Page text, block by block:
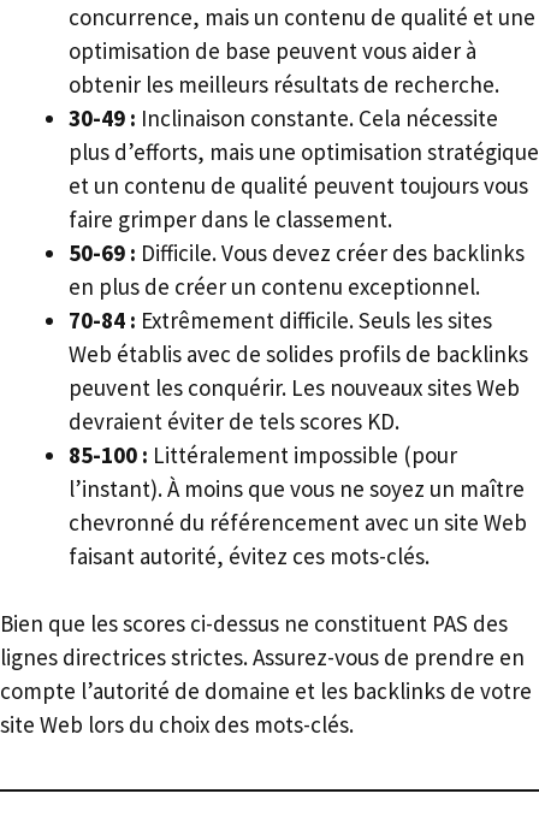
concurrence, mais un contenu de qualité et une
optimisation de base peuvent vous aider à
obtenir les meilleurs résultats de recherche.
30-49 : Inclinaison constante. Cela nécessite
plus d’efforts, mais une optimisation stratégique
et un contenu de qualité peuvent toujours vous
faire grimper dans le classement.
50-69 : Difficile. Vous devez créer des backlinks
en plus de créer un contenu exceptionnel.
70-84 : Extrêmement difficile. Seuls les sites
Web établis avec de solides profils de backlinks
peuvent les conquérir. Les nouveaux sites Web
devraient éviter de tels scores KD.
85-100 : Littéralement impossible (pour
l’instant). À moins que vous ne soyez un maître
chevronné du référencement avec un site Web
faisant autorité, évitez ces mots-clés.
Bien que les scores ci-dessus ne constituent PAS des
lignes directrices strictes. Assurez-vous de prendre en
compte l’autorité de domaine et les backlinks de votre
site Web lors du choix des mots-clés.